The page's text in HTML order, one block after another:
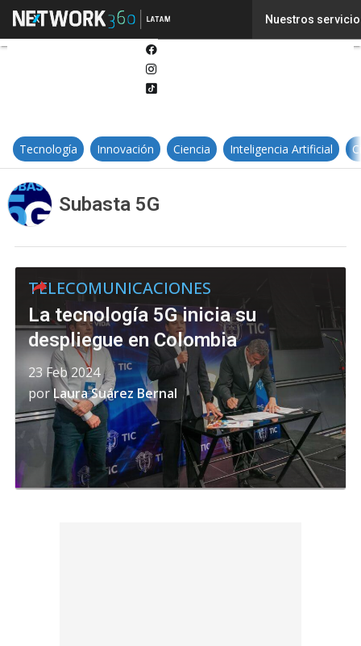
Nuestros
Tecnología Innovación Ciencia Inteligencia Artificial
Subasta 5G
TELECOMUNICACIONES
La tecnología 5G inicia su
despliegue en Colombia
23 Feb 2024
porLaura Suárez Bernal